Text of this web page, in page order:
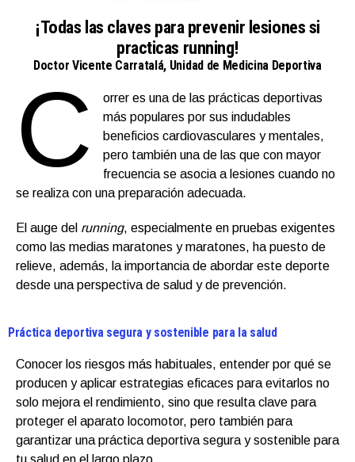
¡Todas las claves para prevenir lesiones si
practicas running!
Doctor Vicente Carratalá, Unidad de Medicina Deportiva
C
orrer es una de las prácticas deportivas
más populares por sus indudables
beneficios cardiovasculares y mentales,
pero también una de las que con mayor
frecuencia se asocia a lesiones cuando no
se realiza con una preparación adecuada.
El auge del running, especialmente en pruebas exigentes
como las medias maratones y maratones, ha puesto de
relieve, además, la importancia de abordar este deporte
desde una perspectiva de salud y de prevención.
Práctica deportiva segura y sostenible para la salud
Conocer los riesgos más habituales, entender por qué se
producen y aplicar estrategias eficaces para evitarlos no
solo mejora el rendimiento, sino que resulta clave para
proteger el aparato locomotor, pero también para
garantizar una práctica deportiva segura y sostenible para
tu salud en el largo plazo.